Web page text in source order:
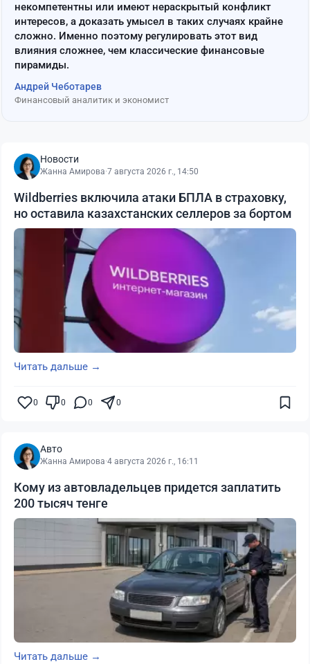
некомпетентны или имеют нераскрытый конфликт
интересов, а доказать умысел в таких случаях крайне
сложно. Именно поэтому регулировать этот вид
влияния сложнее, чем классические финансовые
пирамиды.
Андрей Чеботарев
Финансовый аналитик и экономист
Новости
Жанна Амирова·7 августа 2026 г., 14:50
Wildberries включила атаки БПЛА в страховку,
но оставила казахстанских селлеров за бортом
Читать дальше →
0 0 0 0
Авто
Жанна Амирова·4 августа 2026 г., 16:11
Кому из автовладельцев придется заплатить
200 тысяч тенге
Читать дальше →